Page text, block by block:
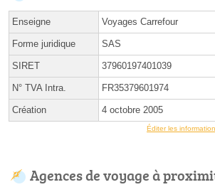
Enseigne Voyages Carrefour
Forme juridique SAS
SIRET 37960197401039
N° TVA Intra. FR35379601974
Création 4 octobre 2005
Éditer les
Agences de voyage à